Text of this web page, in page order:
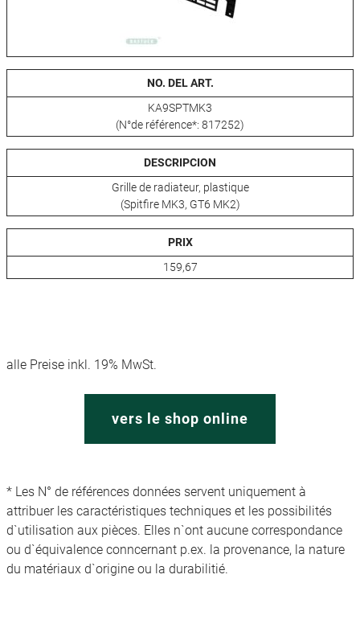
NO. DEL ART.
KA9SPTMK3
(N°de référence*: 817252)
DESCRIPCION
Grille de radiateur, plastique
(Spitfire MK3, GT6 MK2)
PRIX
159,67
alle Preise inkl. 19% MwSt.
vers le shop online
* Les N° de références données servent uniquement à
attribuer les caractéristiques techniques et les possibilités
d`utilisation aux pièces. Elles n`ont aucune correspondance
ou d`équivalence conncernant p.ex. la provenance, la nature
du matériaux d`origine ou la durabilitié.